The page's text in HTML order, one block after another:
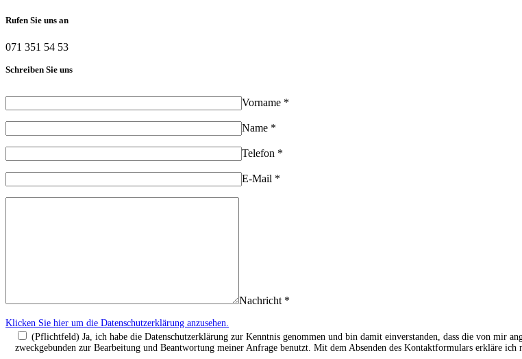
Rufen Sie uns an
071 351 54 53
Schreiben Sie uns
Vorname *
Name *
Telefon *
E-Mail *
Nachricht *
Klicken Sie hier um die Datenschutzerklärung anzusehen.
(Pflichtfeld) Ja, ich habe die Datenschutzerklärung zur Kenntnis genommen und bin damit einverstanden, dass die von mir
zweckgebunden zur Bearbeitung und Beantwortung meiner Anfrage benutzt. Mit dem Absenden des Kontaktformulars erkläre ich